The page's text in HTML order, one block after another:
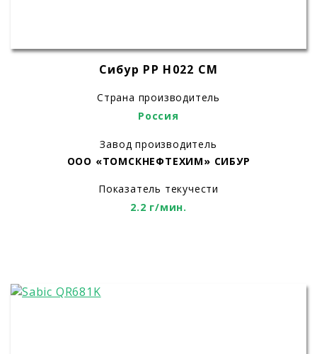
Сибур PP H022 CM
Страна производитель
Россия
Завод производитель
ООО «ТОМСКНЕФТЕХИМ» СИБУР
Показатель текучести
2.2 г/мин.